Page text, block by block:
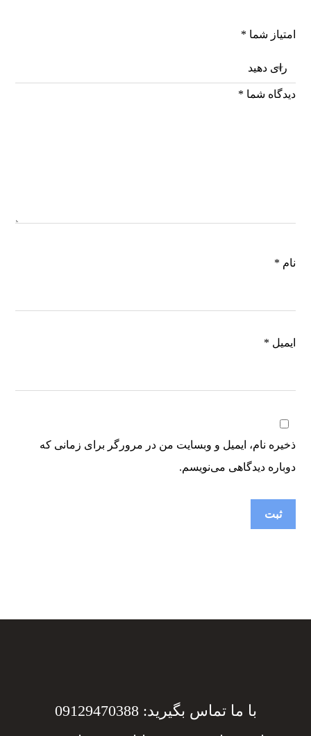
امتیاز شما *
دیدگاه شما *
نام *
ایمیل *
ذخیره نام، ایمیل و وبسایت من در مرورگر برای زمانی که
دوباره دیدگاهی می‌نویسم.
با ما تماس بگیرید: 09129470388